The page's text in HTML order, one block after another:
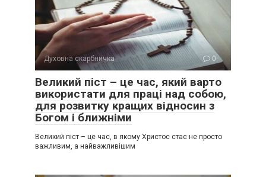
Духовна скарбничка 0
Великий піст – це час, який варто
використати для праці над собою,
для розвитку кращих відносин з
Богом і ближніми
Великий піст – це час, в якому Христос стає не просто
важливим, а найважливішим